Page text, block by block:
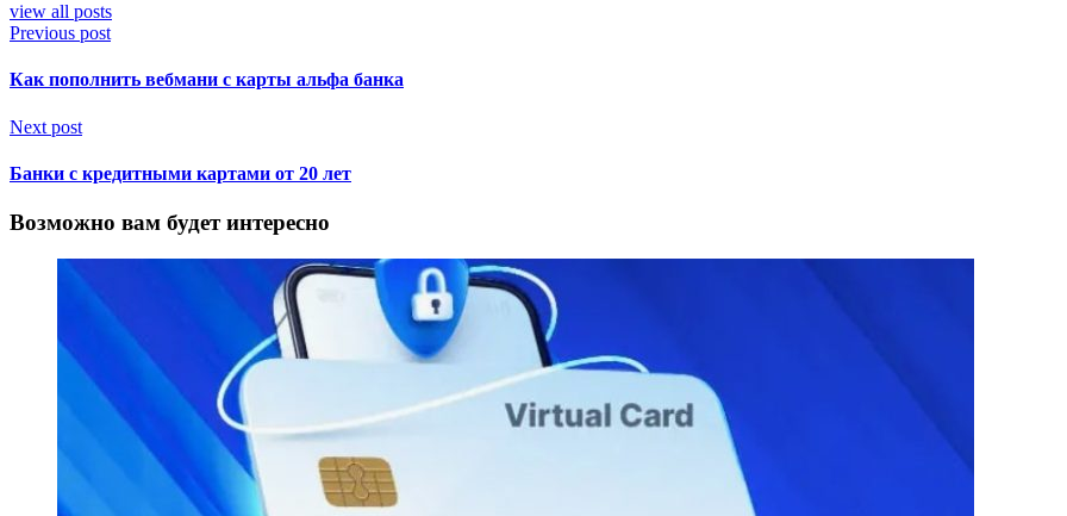
view all posts
Previous post
Как пополнить вебмани с карты альфа банка
Next post
Банки с кредитными картами от 20 лет
Возможно вам будет интересно